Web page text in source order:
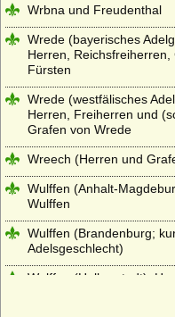
Wrbna und Freudenthal
Wrede (bayerisches
Herren, Reichsfreiherren,
Fürsten
Wrede (westfälisches
Herren, Freiherren und
Grafen von Wrede
Wreech (Herren und
Wulffen (Anhalt-
Wulffen
Wulffen (Brandenburg;
Adelsgeschlecht)
Wulffen (Halberstadt),